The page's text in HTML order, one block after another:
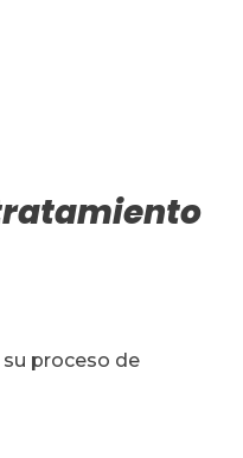
proceso de